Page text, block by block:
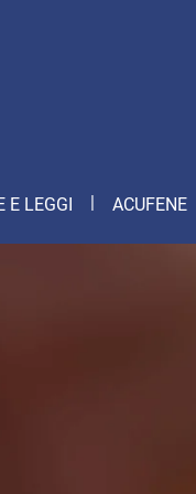
E LEGGI ACUFENE